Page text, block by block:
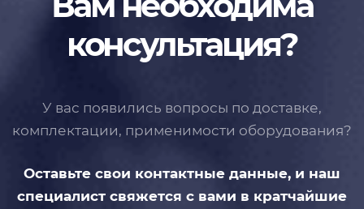
консультация?
У вас появились вопросы по доставке,
комплектации, применимости оборудования?
Оставьте свои контактные данные, и наш
специалист свяжется с вами в кратчайшие